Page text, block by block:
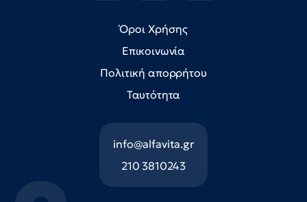
Όροι Χρήσης
Επικοινωνία
Πολιτική απορρήτου
Ταυτότητα
info@alfavita.gr
210 3810243